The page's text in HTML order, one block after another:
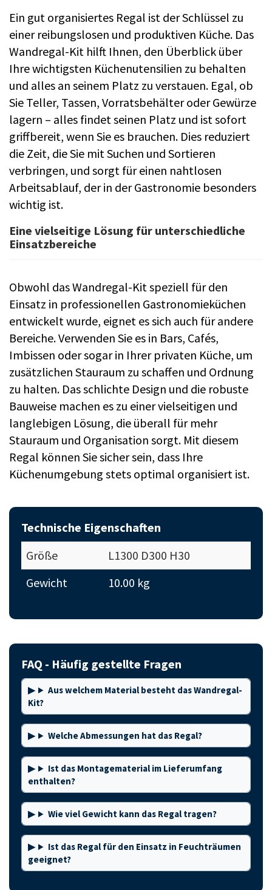
Ein gut organisiertes Regal ist der Schlüssel zu
einer reibungslosen und produktiven Küche. Das
Wandregal-Kit hilft Ihnen, den Überblick über
Ihre wichtigsten Küchenutensilien zu behalten
und alles an seinem Platz zu verstauen. Egal, ob
Sie Teller, Tassen, Vorratsbehälter oder Gewürze
lagern – alles findet seinen Platz und ist sofort
griffbereit, wenn Sie es brauchen. Dies reduziert
die Zeit, die Sie mit Suchen und Sortieren
verbringen, und sorgt für einen nahtlosen
Arbeitsablauf, der in der Gastronomie besonders
wichtig ist.
Eine vielseitige Lösung für unterschiedliche
Einsatzbereiche
Obwohl das Wandregal-Kit speziell für den
Einsatz in professionellen Gastronomieküchen
entwickelt wurde, eignet es sich auch für andere
Bereiche. Verwenden Sie es in Bars, Cafés,
Imbissen oder sogar in Ihrer privaten Küche, um
zusätzlichen Stauraum zu schaffen und Ordnung
zu halten. Das schlichte Design und die robuste
Bauweise machen es zu einer vielseitigen und
langlebigen Lösung, die überall für mehr
Stauraum und Organisation sorgt. Mit diesem
Regal können Sie sicher sein, dass Ihre
Küchenumgebung stets optimal organisiert ist.
Technische Eigenschaften
Größe
L1300 D300 H30
Gewicht
10.00 kg
FAQ - Häufig gestellte Fragen
Aus welchem Material besteht das Wandregal-
Kit?
Welche Abmessungen hat das Regal?
Ist das Montagematerial im Lieferumfang
enthalten?
Wie viel Gewicht kann das Regal tragen?
Ist das Regal für den Einsatz in Feuchträumen
geeignet?